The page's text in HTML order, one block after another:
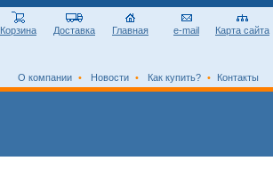
Корзина Доставка Главная e-mail Карта сайта
О компании • Новости • Как купить? • Контакты